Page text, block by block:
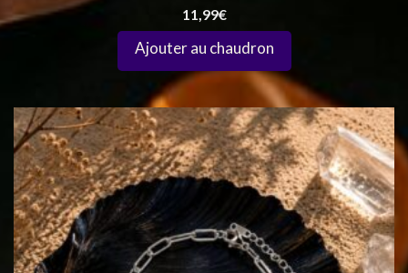
11,99€